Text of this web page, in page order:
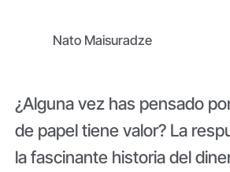
Nato Maisuradze
¿Alguna vez has pensado
de papel tiene valor? La
la fascinante historia del